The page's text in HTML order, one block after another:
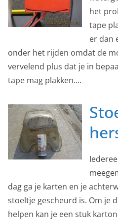
het
tape
er dan
onder het rijden omdat de
vervelend plus dat je in
tape mag plakken....
dag ga je karten en je
stoeltje gescheurd is. Om je
helpen kan je een stuk